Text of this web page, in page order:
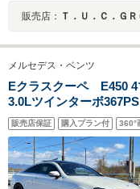
販売店： Ｔ．Ｕ．Ｃ．ＧＲＯＵＰ
メルセデス・ベンツ
Eクラスクーペ E450
3.0Lツインターボ
20AW・エアサス・ロワ
スペーサー・パノラミ
リタイヤ新品
販売店保証 購入プラン付 360°